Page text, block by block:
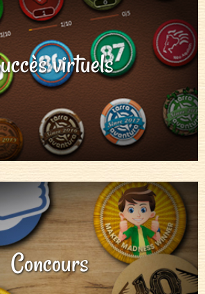
virtuels
Concours